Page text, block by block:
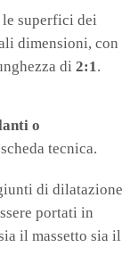
superfici dei
dimensioni, con
di 2:1.
o
tecnica.
di dilatazione
portati in
il massetto sia il